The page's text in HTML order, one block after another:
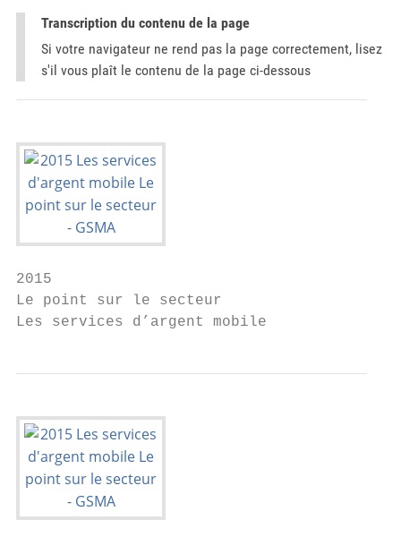
Transcription du contenu de la page
Si votre navigateur ne rend pas la page correctement, lisez
s'il vous plaît le contenu de la page ci-dessous
2015
Le point sur le secteur
Les services d’argent mobile